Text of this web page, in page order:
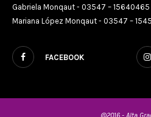
Gabriela Monqaut - 03547 – 15640465
Mariana López Monqaut - 03547 –
FACEBOOK
@2016 - Alta